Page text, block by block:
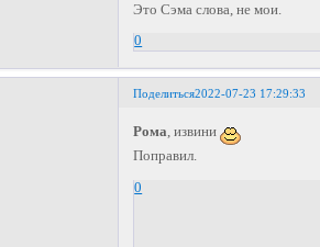
Это Сэма слова, не мои.
0
Поделиться2022-07-23 17:29:33
Рома , извини
Поправил.
0